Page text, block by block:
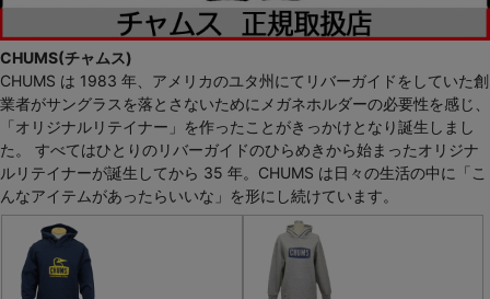
CHUMS(チャムス)
CHUMS は 1983 年、アメリカのユタ州にてリバーガイドをしていた創
業者がサングラスを落とさないためにメガネホルダーの必要性を感じ、
「オリジナルリテイナー」を作ったことがきっかけとなり誕生しまし
た。 すべてはひとりのリバーガイドのひらめきから始まったオリジナ
ルリテイナーが誕生してから 35 年。CHUMS は日々の生活の中に「こ
んなアイテムがあったらいいな」を形にし続けています。